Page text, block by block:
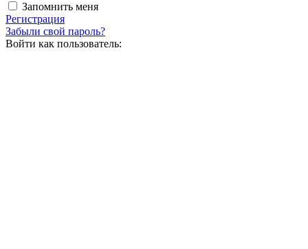
Запомнить меня
Регистрация
Забыли свой пароль?
Войти как пользователь: